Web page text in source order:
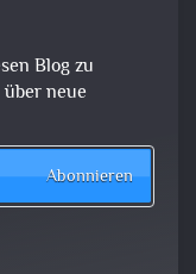
Blog zu
neue
Abonnieren